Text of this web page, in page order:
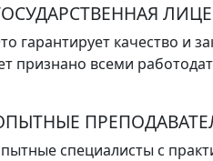
гарантирует качество и
признано всеми
специалисты с